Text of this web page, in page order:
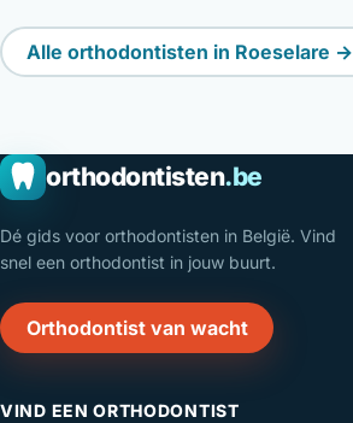
Alle orthodontisten in Roeselare →
orthodontisten.be
Dé gids voor orthodontisten in België. Vind
snel een orthodontist in jouw buurt.
Orthodontist van wacht
VIND EEN ORTHODONTIST